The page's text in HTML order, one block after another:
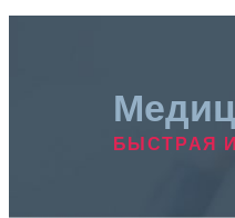
БЫСТРАЯ